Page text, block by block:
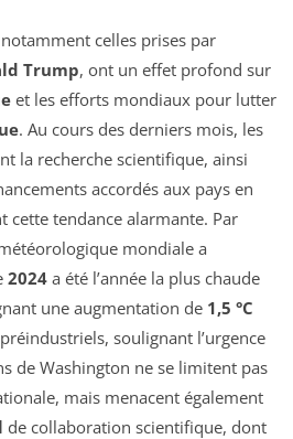
celles prises par
Trump, ont un effet profond sur
et les efforts mondiaux pour lutter
. Au cours des derniers mois, les
la recherche scientifique, ainsi
accordés aux pays en
cette tendance alarmante. Par
mondiale a
2024 a été l’année la plus chaude
une augmentation de 1,5 °C
soulignant l’urgence
de Washington ne se limitent pas
mais menacent également
de collaboration scientifique, dont